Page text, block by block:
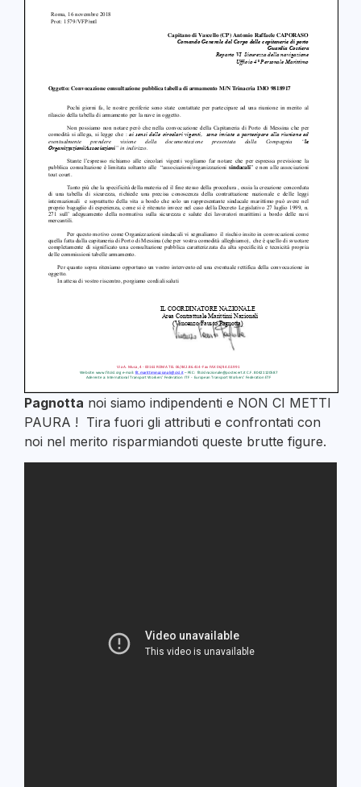
Pagnotta noi siamo indipendenti e NON CI METTI
PAURA ! Tira fuori gli attributi e confrontati con
noi nel merito risparmiandoti queste brutte figure.